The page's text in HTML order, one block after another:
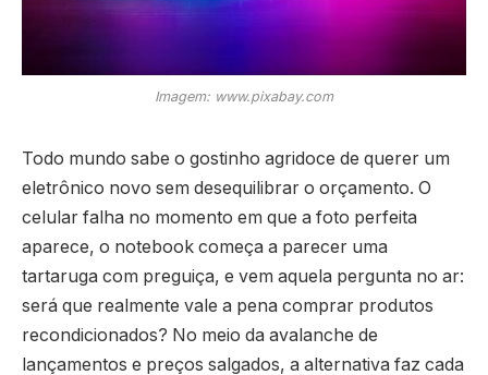
Imagem: www.pixabay.com
Todo mundo sabe o gostinho agridoce de querer um
eletrônico novo sem desequilibrar o orçamento. O
celular falha no momento em que a foto perfeita
aparece, o notebook começa a parecer uma
tartaruga com preguiça, e vem aquela pergunta no ar:
será que realmente vale a pena comprar produtos
recondicionados? No meio da avalanche de
lançamentos e preços salgados, a alternativa faz cada